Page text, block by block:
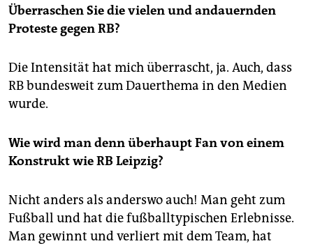
Überraschen Sie die vielen und andauernden
Proteste gegen RB?
Die Intensität hat mich überrascht, ja. Auch, dass
RB bundesweit zum Dauerthema in den Medien
wurde.
Wie wird man denn überhaupt Fan von einem
Konstrukt wie RB Leipzig?
Nicht anders als anderswo auch! Man geht zum
Fußball und hat die fußballtypischen Erlebnisse.
Man gewinnt und verliert mit dem Team, hat